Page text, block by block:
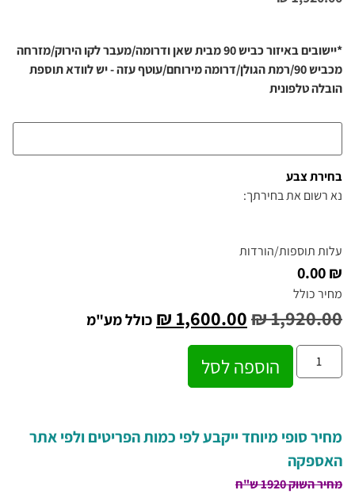
*יישובים באיזור כביש 90 מבית שאן ודרומה/מעבר לקו הירוק/מזרחה
מכביש 90/רמת הגולן/דרומה מירוחם/עוטף עזה - יש לוודא תוספת
הובלה טלפונית
בחירת צבע
נא רשום את בחירתך:
עלות תוספות/הורדות
₪ 0.00
מחיר כולל
₪1,920.00
₪ 1,600.00 כולל מע"מ
הוספה לסל
מחיר סופי מיוחד ייקבע לפי כמות הפריטים ולפי אתר
האספקה
מחיר השוק 1920 ש"ח